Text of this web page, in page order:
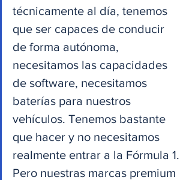
técnicamente al día, tenemos
que ser capaces de conducir
de forma autónoma,
necesitamos las capacidades
de software, necesitamos
baterías para nuestros
vehículos. Tenemos bastante
que hacer y no necesitamos
realmente entrar a la Fórmula 1.
Pero nuestras marcas premium